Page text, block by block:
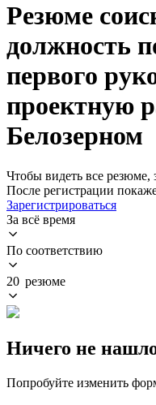
Резюме
должность
первого
проектную
Белозерном
Чтобы видеть все резюме,
После регистрации
Зарегистрироваться
За всё время
По соответствию
20 резюме
Ничего не
Попробуйте изменить